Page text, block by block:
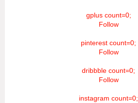
gplus count=0;
Follow
pinterest count=0;
Follow
dribbble count=0;
Follow
instagram count=0;